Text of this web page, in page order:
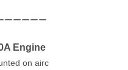
ーーーーー
Engine
on airc